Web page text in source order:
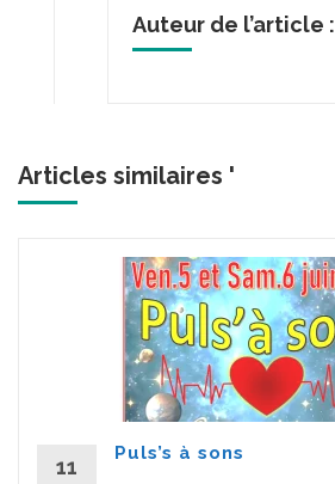
Auteur de l’article :
Articles similaires '
11
Puls’s à sons